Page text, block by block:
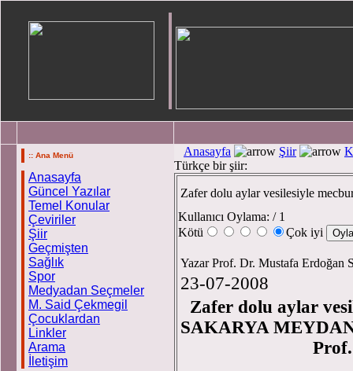
:: Ana Menü
Anasayfa
Güncel Yazılar
Temel Konular
Çeviriler
Şiir
Geçmişten
Sağlık
Spor
Medyadan Seçmeler
M. Said Çekmegil
Çocuklardan
Linkler
Arama
İletişim
Anasayfa Şiir
Türkçe bir şiir:
Zafer dolu aylar vesilesiyle
Kullanıcı Oylama: / 1
Kötü
Çok iyi
Yazar Prof. Dr. Mustafa Erdoğan
23-07-2008
Zafer dolu aylar
SAKARYA
Prof. Dr.